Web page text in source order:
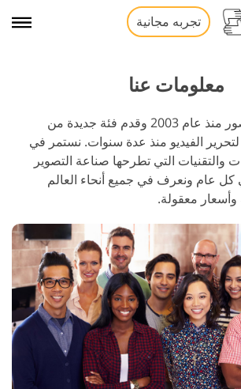
تجربه مجانية
معلومات عنا
فريقنا في تحرير الصور منذ عام 2003 وقدم فئة جديدة من
الفيديو منذ عدة سنوات. نستمر في
والتقنيات التي تطرحها صناعة التصوير
كل عام ونعرف في جميع أنحاء العالم
وأسعار معقولة.